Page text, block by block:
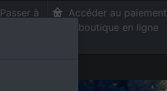
Passer à
Accéder au paiement
de la boutique en ligne